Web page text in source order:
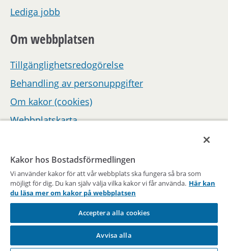
Lediga jobb
Om webbplatsen
Tillgänglighetsredogörelse
Behandling av personuppgifter
Om kakor (cookies)
Webbplatskarta
En del av Stockholms stad
Kakor hos Bostadsförmedlingen
Vi använder kakor för att vår webbplats ska fungera så bra som
möjligt för dig. Du kan själv välja vilka kakor vi får använda. Här kan
du läsa mer om kakor på webbplatsen
Acceptera alla cookies
Avvisa alla